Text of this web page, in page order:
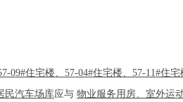
09#住宅楼、57-04#住宅楼、57-11#住宅
民汽车场库应与 物业服务用房、室外运